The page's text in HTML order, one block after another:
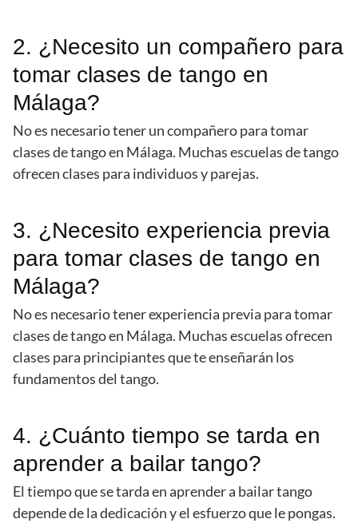
2. ¿Necesito un compañero para
tomar clases de tango en
Málaga?
No es necesario tener un compañero para tomar
clases de tango en Málaga. Muchas escuelas de tango
ofrecen clases para individuos y parejas.
3. ¿Necesito experiencia previa
para tomar clases de tango en
Málaga?
No es necesario tener experiencia previa para tomar
clases de tango en Málaga. Muchas escuelas ofrecen
clases para principiantes que te enseñarán los
fundamentos del tango.
4. ¿Cuánto tiempo se tarda en
aprender a bailar tango?
El tiempo que se tarda en aprender a bailar tango
depende de la dedicación y el esfuerzo que le pongas.